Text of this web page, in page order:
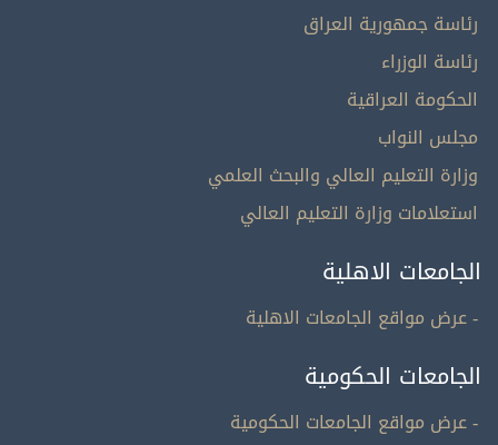
رئاسة جمهورية العراق
رئاسة الوزراء
الحكومة العراقية
مجلس النواب
وزارة التعليم العالي والبحث العلمي
استعلامات وزارة التعليم العالي
الجامعات الاهلية
- عرض مواقع الجامعات الاهلية
الجامعات الحكومية
- عرض مواقع الجامعات الحكومية